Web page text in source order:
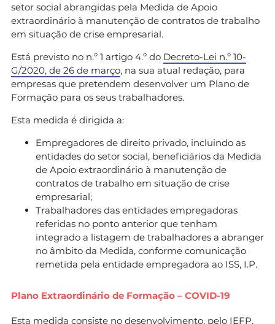
setor social abrangidas pela Medida de Apoio
extraordinário à manutenção de contratos de trabalho
em situação de crise empresarial.
Está previsto no n.º 1 artigo 4.º do Decreto-Lei n.º 10-
G/2020, de 26 de março, na sua atual redação, para
empresas que pretendem desenvolver um Plano de
Formação para os seus trabalhadores.
Esta medida é dirigida a:
Empregadores de direito privado, incluindo as
entidades do setor social, beneficiários da Medida
de Apoio extraordinário à manutenção de
contratos de trabalho em situação de crise
empresarial;
Trabalhadores das entidades empregadoras
referidas no ponto anterior que tenham
integrado a listagem de trabalhadores a abranger
no âmbito da Medida, conforme comunicação
remetida pela entidade empregadora ao ISS, I.P.
Plano Extraordinário de Formação – COVID-19
Esta medida consiste no desenvolvimento, pelo IEFP,